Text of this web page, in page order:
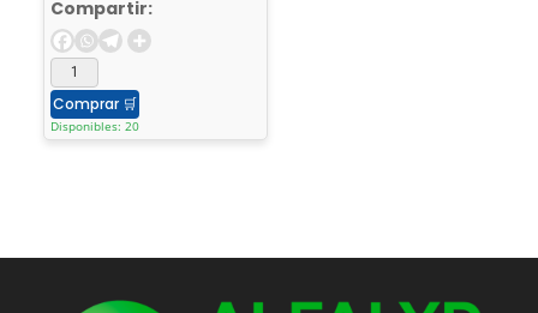
Compartir:
Comprar 🛒
Disponibles: 20